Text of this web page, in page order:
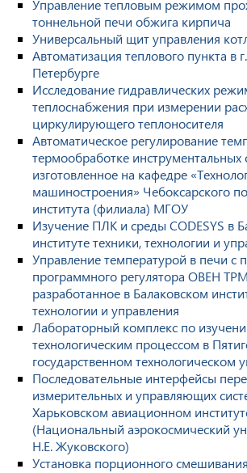
Управление тепловым режимом
тоннельной печи обжига кирпича
Универсальный щит управления
Автоматизация теплового пункта в
Петербурге
Исследование гидравлических
теплоснабжения при измерении
циркулирующего теплоносителя
Автоматическое регулирование
термообработке инструментальных
изготовленное на кафедре
машиностроения» Чебоксарского
института (филиала) МГОУ
Изучение ПЛК и среды CODESYS в
институте техники, технологии и
Управление температурой в печи
программного регулятора ОВЕН
разработанное в Балаковском
технологии и управления
Лабораторный комплекс по
технологическим процессом в
государственном технологическом
Последовательные интерфейсы
измерительных и управляющих
Харьковском авиационном
(Национальный аэрокосмический
Н.Е. Жуковского)
Установка порционного